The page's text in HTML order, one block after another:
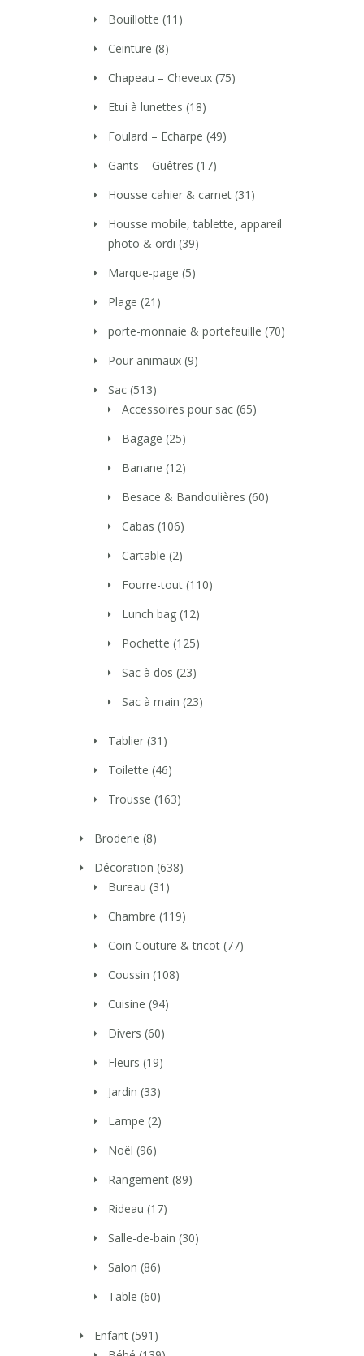
Bouillotte (11)
Ceinture (8)
Chapeau – Cheveux (75)
Etui à lunettes (18)
Foulard – Echarpe (49)
Gants – Guêtres (17)
Housse cahier & carnet (31)
Housse mobile, tablette, appareil
photo & ordi (39)
Marque-page (5)
Plage (21)
porte-monnaie & portefeuille (70)
Pour animaux (9)
Sac (513)
Accessoires pour sac (65)
Bagage (25)
Banane (12)
Besace & Bandoulières (60)
Cabas (106)
Cartable (2)
Fourre-tout (110)
Lunch bag (12)
Pochette (125)
Sac à dos (23)
Sac à main (23)
Tablier (31)
Toilette (46)
Trousse (163)
Broderie (8)
Décoration (638)
Bureau (31)
Chambre (119)
Coin Couture & tricot (77)
Coussin (108)
Cuisine (94)
Divers (60)
Fleurs (19)
Jardin (33)
Lampe (2)
Noël (96)
Rangement (89)
Rideau (17)
Salle-de-bain (30)
Salon (86)
Table (60)
Enfant (591)